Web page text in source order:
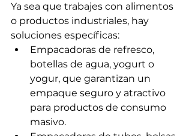
Ya sea que trabajes con alimentos
o productos industriales, hay
soluciones específicas:
Empacadoras de refresco,
botellas de agua, yogurt o
yogur, que garantizan un
empaque seguro y atractivo
para productos de consumo
masivo.